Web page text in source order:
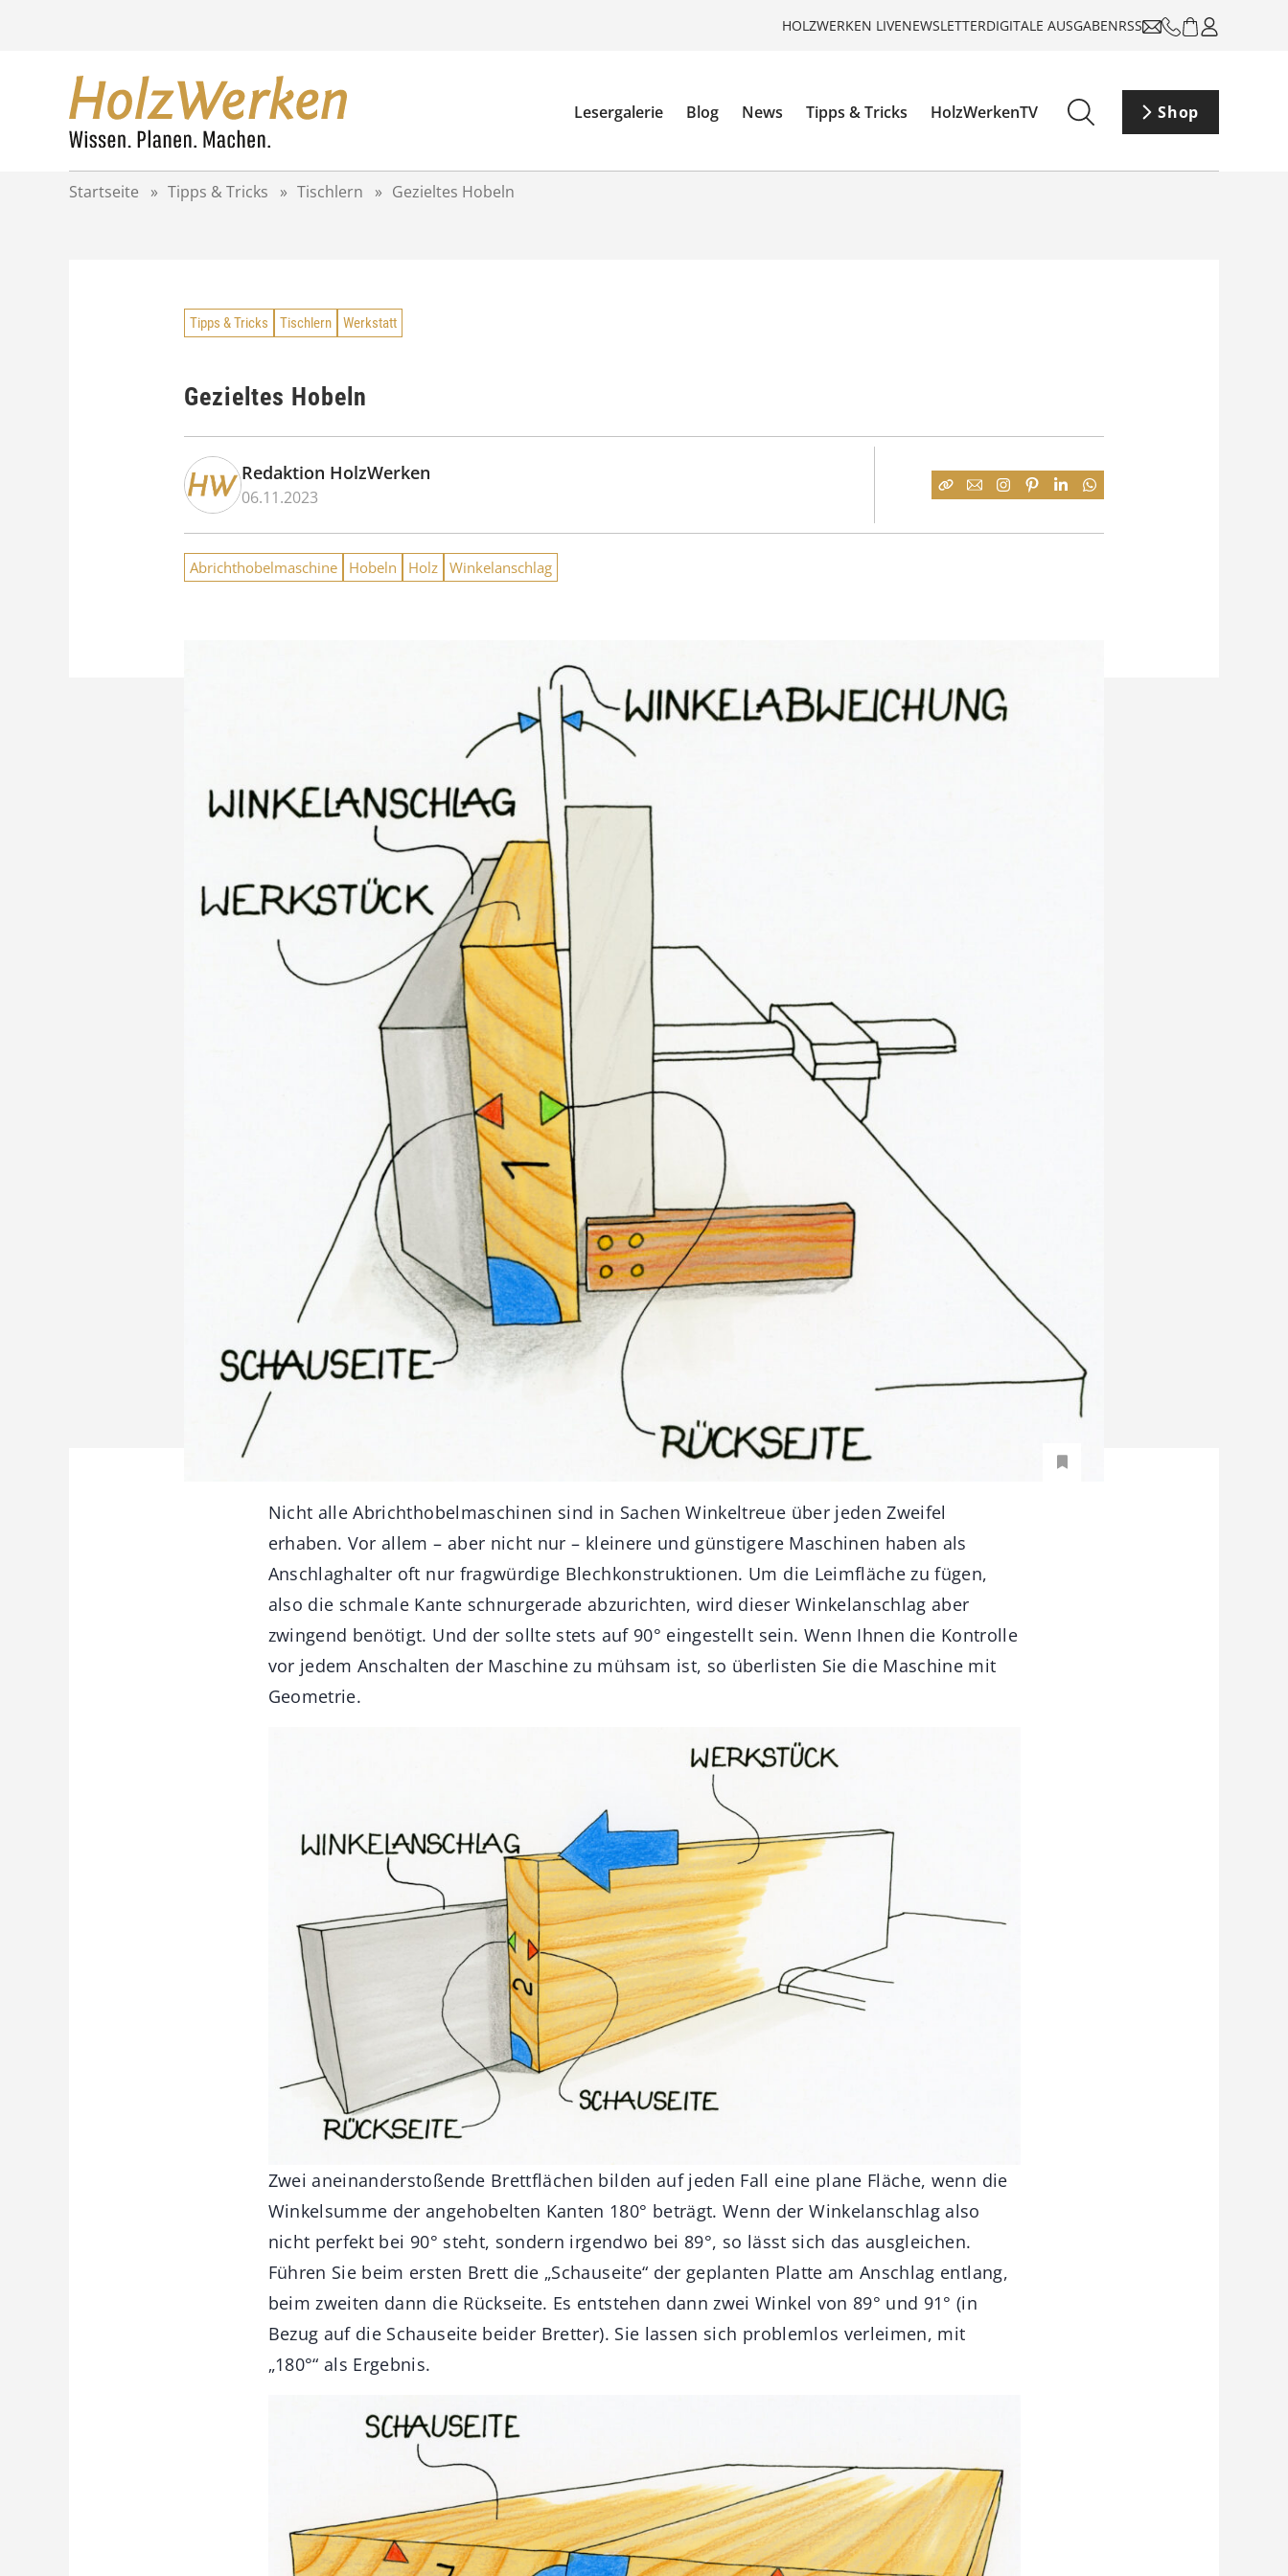
HOLZWERKEN LIVENEWSLETTERDIGITALE AUSGABENRSS
Lesergalerie Blog News Tipps & Tricks HolzWerkenTV Shop
Startseite » Tipps & Tricks » Tischlern » Gezieltes Hobeln
Tipps & Tricks Tischlern Werkstatt
Gezieltes Hobeln
Redaktion HolzWerken
06.11.2023
Abrichthobelmaschine Hobeln Holz Winkelanschlag
Nicht alle Abrichthobelmaschinen sind in Sachen Winkeltreue über jeden Zweifel
erhaben. Vor allem – aber nicht nur – kleinere und günstigere Maschinen haben als
Anschlaghalter oft nur fragwürdige Blechkonstruktionen. Um die Leimfläche zu fügen,
also die schmale Kante schnurgerade abzurichten, wird dieser Winkelanschlag aber
zwingend benötigt. Und der sollte stets auf 90° eingestellt sein. Wenn Ihnen die Kontrolle
vor jedem Anschalten der Maschine zu mühsam ist, so überlisten Sie die Maschine mit
Geometrie.
Zwei aneinanderstoßende Brettflächen bilden auf jeden Fall eine plane Fläche, wenn die
Winkelsumme der angehobelten Kanten 180° beträgt. Wenn der Winkelanschlag also
nicht perfekt bei 90° steht, sondern irgendwo bei 89°, so lässt sich das ausgleichen.
Führen Sie beim ersten Brett die „Schauseite“ der geplanten Platte am Anschlag entlang,
beim zweiten dann die Rückseite. Es entstehen dann zwei Winkel von 89° und 91° (in
Bezug auf die Schauseite beider Bretter). Sie lassen sich problemlos verleimen, mit
„180°“ als Ergebnis.